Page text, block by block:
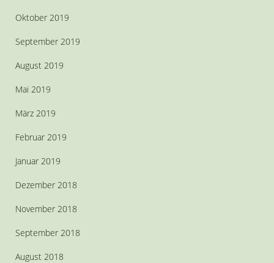
Oktober 2019
September 2019
August 2019
Mai 2019
März 2019
Februar 2019
Januar 2019
Dezember 2018
November 2018
September 2018
August 2018